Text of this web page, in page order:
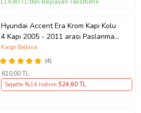
Hyundai Accent Era Krom Kapı Kolu
4 Kapı 2005 - 2011 arası Paslanmaz
Çelik
(4)
Kargo Bedava
610,00 TL
Sepette %14 İndirim 524,60 TL